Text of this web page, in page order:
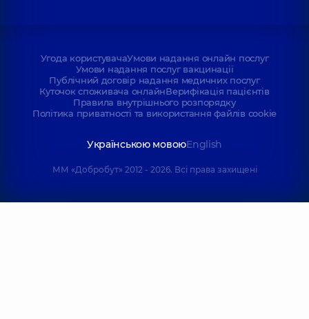
Угода користувачаУмови надання онлайн послуг
Умови надання послуг вакцинації
Публічний договір надання медичних послуг
Куточок споживача онлайнВерифікація пацієнтів
Правила внутрішнього розпорядку
Політика приватності та використання файлів cookie
Українською мовоюEnglish
ММ «Добробут» 2012 - 2026. Всі права захищені